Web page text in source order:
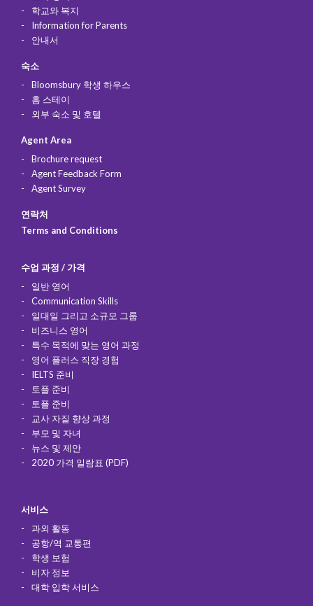
학교와 복지
Information for Parents
안내서
숙소
Bloomsbury 학생 하우스
홈 스테이
외부 숙소 및 호텔
Agent Area
Brochure request
Agent Feedback Form
Agent Survey
연락처
Terms and Conditions
수업 과정 / 가격
일반 영어
Communication Skills
일대일 그리고 소규모 그룹
비즈니스 영어
특수 목적에 맞는 영어 과정
영어 플러스 직장 경험
IELTS 준비
토플 준비
토플 준비
교사 자질 향상 과정
부모 및 자녀
뉴스 및 제안
2020 가격 일람표 (PDF)
서비스
과외 활동
공항/역 교통편
학생 보험
비자 정보
대학 입학 서비스